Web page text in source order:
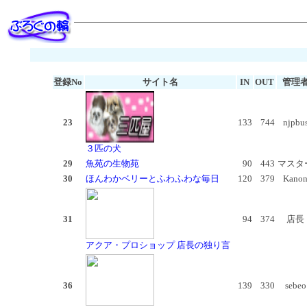
登録No サイト名 IN OUT 管理
23
３匹の犬
133 744
29 魚苑の生物苑 90 443 マスタ
30
ほんわかベリーとふわふわな毎日 120 379 Kanon
31
アクア・プロショップ 店長の独り言
94 374 店長
36 139 330 sebeo